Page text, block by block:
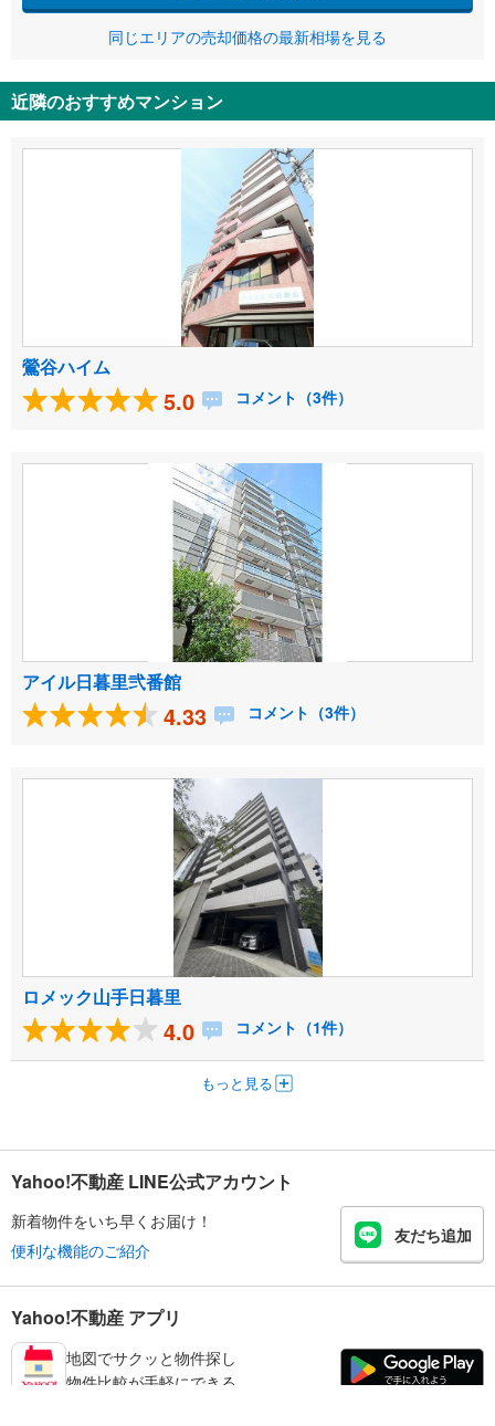
同じエリアの売却価格の最新相場を見る
近隣のおすすめマンション
鶯谷ハイム
5.0 コメント（3件）
アイル日暮里弐番館
4.33 コメント（3件）
ロメック山手日暮里
4.0 コメント（1件）
もっと見る
Yahoo!不動産 LINE公式アカウント
新着物件をいち早くお届け！
便利な機能のご紹介
友だち追加
Yahoo!不動産 アプリ
地図でサクッと物件探し
物件比較が手軽にできる